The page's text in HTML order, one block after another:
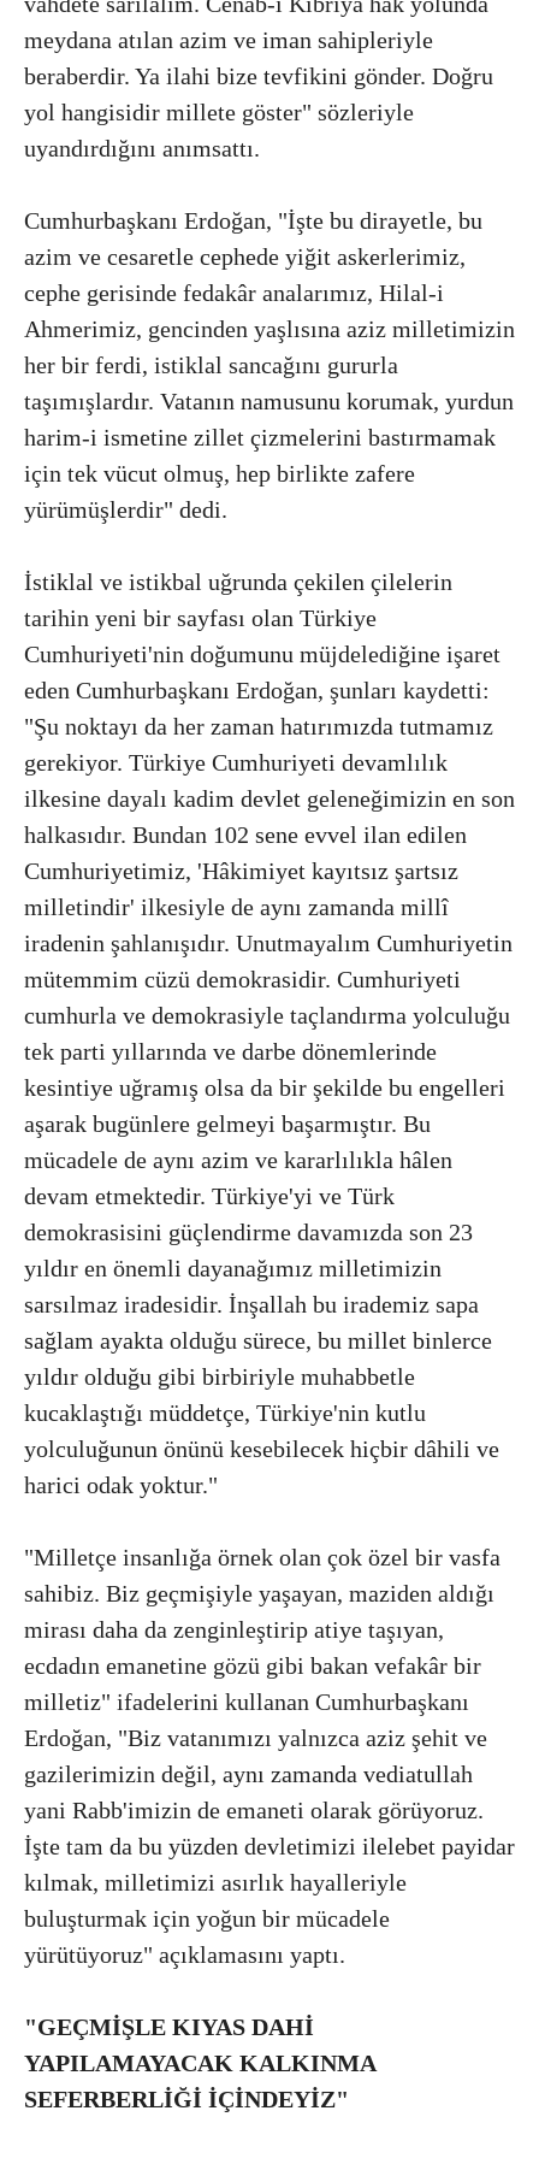
meydana atılan azim ve iman sahipleriyle
beraberdir. Ya ilahi bize tevfikini gönder. Doğru
yol hangisidir millete göster" sözleriyle
uyandırdığını anımsattı.
Cumhurbaşkanı Erdoğan, "İşte bu dirayetle, bu
azim ve cesaretle cephede yiğit askerlerimiz,
cephe gerisinde fedakâr analarımız, Hilal-i
Ahmerimiz, gencinden yaşlısına aziz milletimizin
her bir ferdi, istiklal sancağını gururla
taşımışlardır. Vatanın namusunu korumak, yurdun
harim-i ismetine zillet çizmelerini bastırmamak
için tek vücut olmuş, hep birlikte zafere
yürümüşlerdir" dedi.
İstiklal ve istikbal uğrunda çekilen çilelerin
tarihin yeni bir sayfası olan Türkiye
Cumhuriyeti'nin doğumunu müjdelediğine işaret
eden Cumhurbaşkanı Erdoğan, şunları kaydetti:
"Şu noktayı da her zaman hatırımızda tutmamız
gerekiyor. Türkiye Cumhuriyeti devamlılık
ilkesine dayalı kadim devlet geleneğimizin en son
halkasıdır. Bundan 102 sene evvel ilan edilen
Cumhuriyetimiz, 'Hâkimiyet kayıtsız şartsız
milletindir' ilkesiyle de aynı zamanda millî
iradenin şahlanışıdır. Unutmayalım Cumhuriyetin
mütemmim cüzü demokrasidir. Cumhuriyeti
cumhurla ve demokrasiyle taçlandırma yolculuğu
tek parti yıllarında ve darbe dönemlerinde
kesintiye uğramış olsa da bir şekilde bu engelleri
aşarak bugünlere gelmeyi başarmıştır. Bu
mücadele de aynı azim ve kararlılıkla hâlen
devam etmektedir. Türkiye'yi ve Türk
demokrasisini güçlendirme davamızda son 23
yıldır en önemli dayanağımız milletimizin
sarsılmaz iradesidir. İnşallah bu irademiz sapa
sağlam ayakta olduğu sürece, bu millet binlerce
yıldır olduğu gibi birbiriyle muhabbetle
kucaklaştığı müddetçe, Türkiye'nin kutlu
yolculuğunun önünü kesebilecek hiçbir dâhili ve
harici odak yoktur."
"Milletçe insanlığa örnek olan çok özel bir vasfa
sahibiz. Biz geçmişiyle yaşayan, maziden aldığı
mirası daha da zenginleştirip atiye taşıyan,
ecdadın emanetine gözü gibi bakan vefakâr bir
milletiz" ifadelerini kullanan Cumhurbaşkanı
Erdoğan, "Biz vatanımızı yalnızca aziz şehit ve
gazilerimizin değil, aynı zamanda vediatullah
yani Rabb'imizin de emaneti olarak görüyoruz.
İşte tam da bu yüzden devletimizi ilelebet payidar
kılmak, milletimizi asırlık hayalleriyle
buluşturmak için yoğun bir mücadele
yürütüyoruz" açıklamasını yaptı.
"GEÇMİŞLE KIYAS DAHİ
YAPILAMAYACAK KALKINMA
SEFERBERLİĞİ İÇİNDEYİZ"